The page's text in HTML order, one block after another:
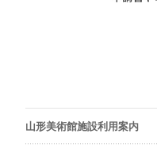
山形美術館施設利用案内